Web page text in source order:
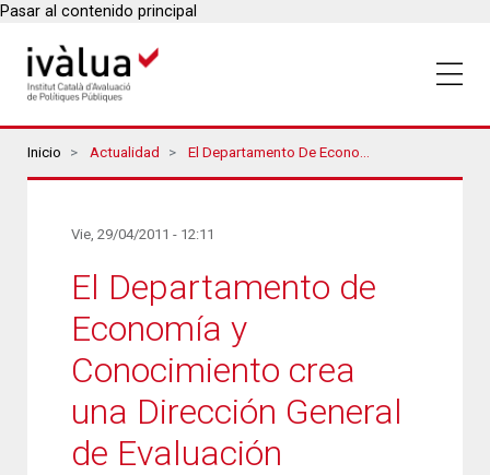
Pasar al contenido principal
Breadcrumbs
Inicio Actualidad El Departamento De Economía Y Conocimiento Crea Una Dirección General De Evaluación
Vie, 29/04/2011 - 12:11
El Departamento de
Economía y
Conocimiento crea
una Dirección General
de Evaluación